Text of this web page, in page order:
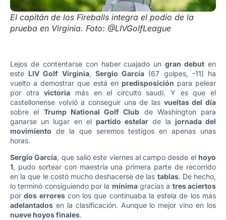
El capitán de los Fireballs integra el podio de la
prueba en Virginia. Foto: @LIVGolfLeague
Lejos de contentarse con haber cuajado ungran debut en
este LIV Golf Virginia, Sergio García (67 golpes, -11) ha
vuelto a demostrar que está en predisposición para pelear
por otravictoria más en el circuito saudí. Y es que el
castellonense volvió a conseguir una de las vueltas del día
sobre el Trump National Golf Club de Washington para
ganarse un lugar en el partido estelar de la jornada del
movimiento de la que seremos testigos en apenas unas
horas.
Sergio García, que salió este viernes al campo desde el hoyo
1, pudo sortear con maestría una primera parte de recorrido
en la que le costó mucho deshacerse de las tablas. De hecho,
lo terminó consiguiendo por la mínimagracias a tres aciertos
pordos errorescon los que continuaba la estela de los más
adelantados en la clasificación. Aunque lo mejor vino en los
nueve hoyos finales.